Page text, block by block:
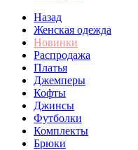
Назад
Женская одежда
Новинки
Распродажа
Платья
Джемперы
Кофты
Джинсы
Футболки
Комплекты
Брюки